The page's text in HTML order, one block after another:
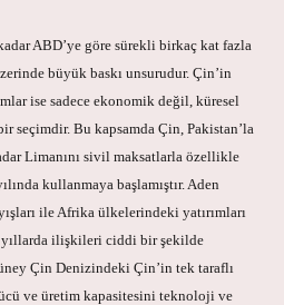
ABD’ye göre sürekli birkaç kat fazla
büyük baskı unsurudur. Çin’in
ise sadece ekonomik değil, küresel
seçimdir. Bu kapsamda Çin, Pakistan’la
Limanını sivil maksatlarla özellikle
kullanmaya başlamıştır. Aden
ile Afrika ülkelerindeki yatırımları
ilişkileri ciddi bir şekilde
Çin Denizindeki Çin’in tek taraflı
ve üretim kapasitesini teknoloji ve